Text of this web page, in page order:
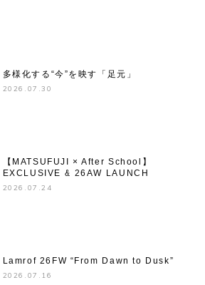
多様化する“今”を映す「足元」
2026.07.30
【MATSUFUJI × After School】
EXCLUSIVE & 26AW LAUNCH
2026.07.24
Lamrof 26FW “From Dawn to Dusk”
2026.07.16